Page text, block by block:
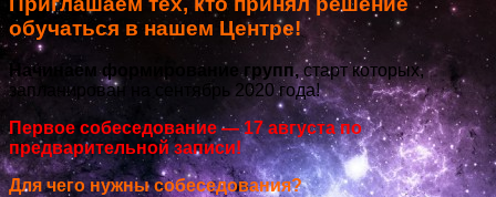
обучаться в нашем Центре!
Начинаем формирование групп,старт которых,
запланирован на сентябрь 2020 года!
Первое собеседование — 17 августа по
предварительной записи!
Для чего нужны собеседования?